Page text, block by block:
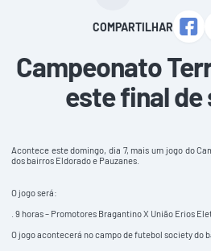
COMPARTILHAR
Campeonato
este final de
Acontece este domingo, dia 7, mais um jogo do
dos bairros Eldorado e Pauzanes.
O jogo será:
. 9 horas – Promotores Bragantino X União Erios
O jogo acontecerá no campo de futebol society do